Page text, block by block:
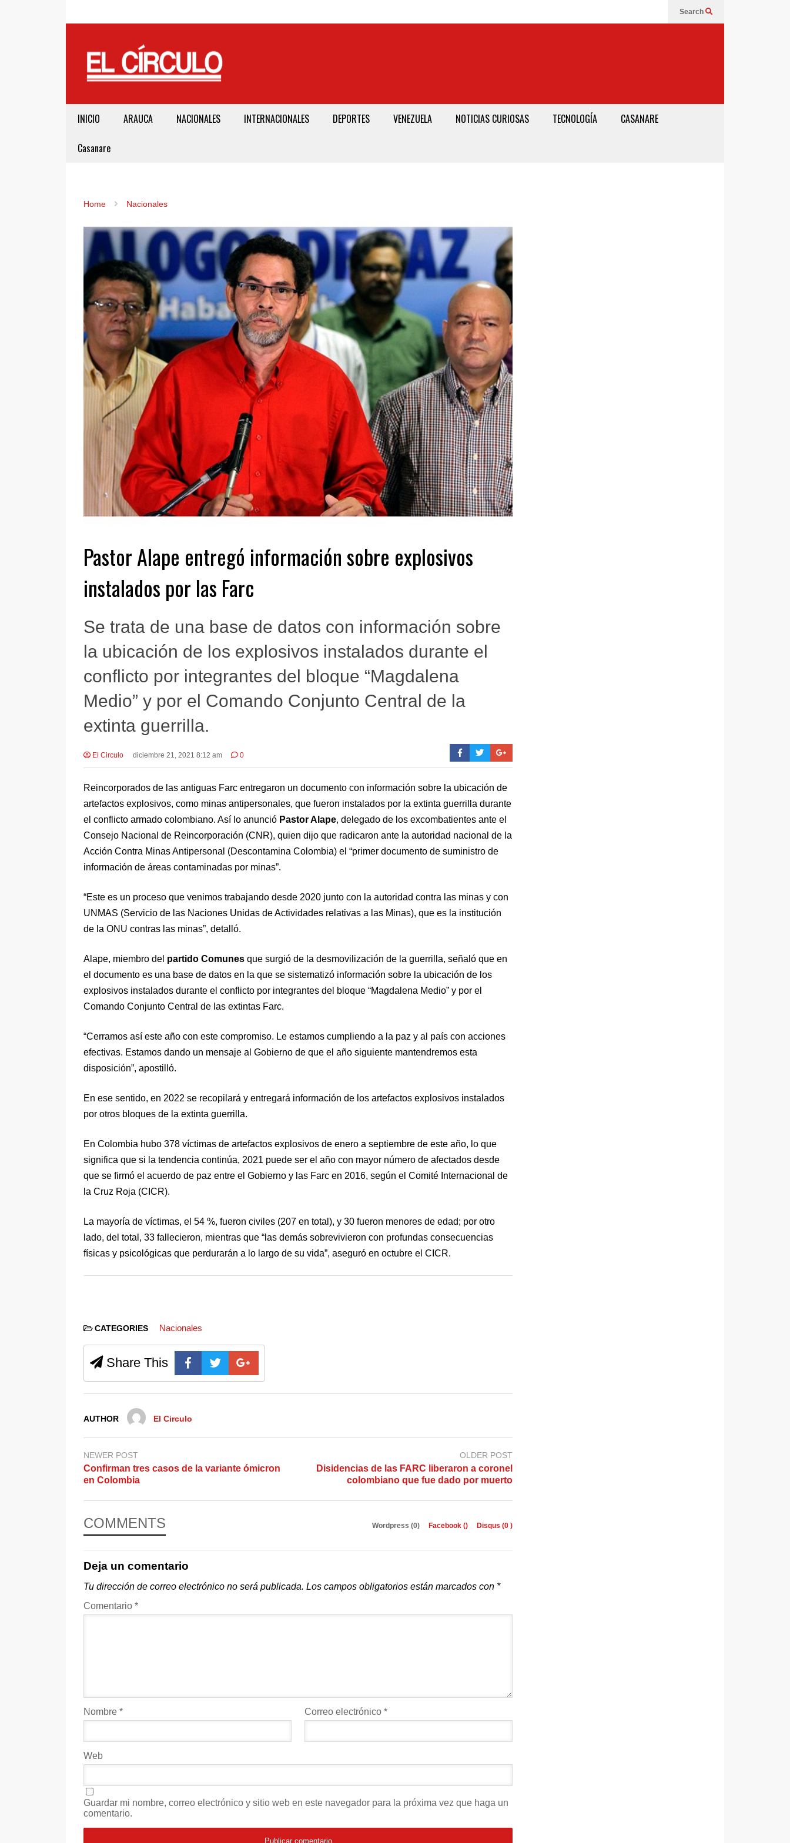
Search
INICIO ARAUCA NACIONALES INTERNACIONALES DEPORTES VENEZUELA NOTICIAS CURIOSAS TECNOLOGÍA CASANARE
Casanare
Home Nacionales
Pastor Alape entregó información sobre explosivos
instalados por las Farc
Se trata de una base de datos con información sobre
la ubicación de los explosivos instalados durante el
conflicto por integrantes del bloque “Magdalena
Medio” y por el Comando Conjunto Central de la
extinta guerrilla.
El Circulo diciembre 21, 2021 8:12 am 0
Reincorporados de las antiguas Farc entregaron un documento con información sobre la ubicación de
artefactos explosivos, como minas antipersonales, que fueron instalados por la extinta guerrilla durante
el conflicto armado colombiano. Así lo anunció Pastor Alape, delegado de los excombatientes ante el
Consejo Nacional de Reincorporación (CNR), quien dijo que radicaron ante la autoridad nacional de la
Acción Contra Minas Antipersonal (Descontamina Colombia) el “primer documento de suministro de
información de áreas contaminadas por minas”.
“Este es un proceso que venimos trabajando desde 2020 junto con la autoridad contra las minas y con
UNMAS (Servicio de las Naciones Unidas de Actividades relativas a las Minas), que es la institución
de la ONU contras las minas”, detalló.
Alape, miembro del partido Comunes que surgió de la desmovilización de la guerrilla, señaló que en
el documento es una base de datos en la que se sistematizó información sobre la ubicación de los
explosivos instalados durante el conflicto por integrantes del bloque “Magdalena Medio” y por el
Comando Conjunto Central de las extintas Farc.
“Cerramos así este año con este compromiso. Le estamos cumpliendo a la paz y al país con acciones
efectivas. Estamos dando un mensaje al Gobierno de que el año siguiente mantendremos esta
disposición”, apostilló.
En ese sentido, en 2022 se recopilará y entregará información de los artefactos explosivos instalados
por otros bloques de la extinta guerrilla.
En Colombia hubo 378 víctimas de artefactos explosivos de enero a septiembre de este año, lo que
significa que si la tendencia continúa, 2021 puede ser el año con mayor número de afectados desde
que se firmó el acuerdo de paz entre el Gobierno y las Farc en 2016, según el Comité Internacional de
la Cruz Roja (CICR).
La mayoría de víctimas, el 54 %, fueron civiles (207 en total), y 30 fueron menores de edad; por otro
lado, del total, 33 fallecieron, mientras que “las demás sobrevivieron con profundas consecuencias
físicas y psicológicas que perdurarán a lo largo de su vida”, aseguró en octubre el CICR.
CATEGORIES Nacionales
Share This
AUTHOR El Circulo
NEWER POST
Confirman tres casos de la variante ómicron
en Colombia
OLDER POST
Disidencias de las FARC liberaron a coronel
colombiano que fue dado por muerto
COMMENTS Wordpress (0) Facebook () Disqus (0 )
Deja un comentario
Tu dirección de correo electrónico no será publicada. Los campos obligatorios están marcados con *
Comentario *
Nombre * Correo electrónico *
Web
Guardar mi nombre, correo electrónico y sitio web en este navegador para la próxima vez que haga un
comentario.